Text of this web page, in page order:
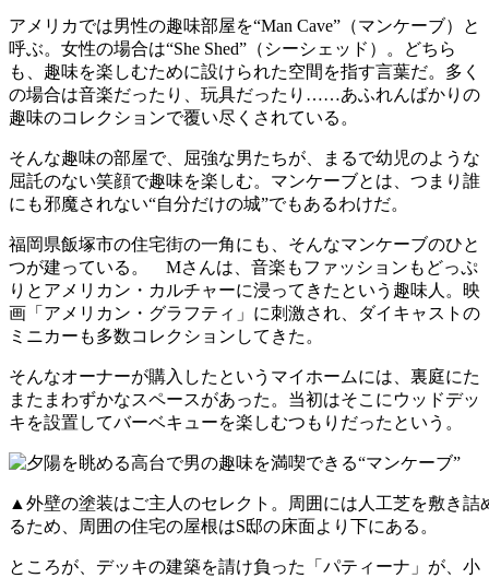
アメリカでは男性の趣味部屋を“Man Cave”（マンケーブ）と
呼ぶ。女性の場合は“She Shed”（シーシェッド）。どちら
も、趣味を楽しむために設けられた空間を指す言葉だ。多く
の場合は音楽だったり、玩具だったり……あふれんばかりの
趣味のコレクションで覆い尽くされている。
そんな趣味の部屋で、屈強な男たちが、まるで幼児のような
屈託のない笑顔で趣味を楽しむ。マンケーブとは、つまり誰
にも邪魔されない“自分だけの城”でもあるわけだ。
福岡県飯塚市の住宅街の一角にも、そんなマンケーブのひと
つが建っている。 Mさんは、音楽もファッションもどっぷ
りとアメリカン・カルチャーに浸ってきたという趣味人。映
画「アメリカン・グラフティ」に刺激され、ダイキャストの
ミニカーも多数コレクションしてきた。
そんなオーナーが購入したというマイホームには、裏庭にた
またまわずかなスペースがあった。当初はそこにウッドデッ
キを設置してバーベキューを楽しむつもりだったという。
▲外壁の塗装はご主人のセレクト。周囲には人工芝を敷き
るため、周囲の住宅の屋根はS邸の床面より下にある。
ところが、デッキの建築を請け負った「パティーナ」が、小